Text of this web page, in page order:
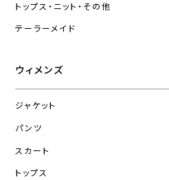
トップス・ニット・その他
テーラーメイド
ウィメンズ
ジャケット
パンツ
スカート
トップス